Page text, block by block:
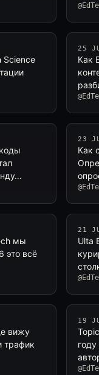
Science
25
Как
23
Как
мы
это всё
21
Ulta
вижу
трафик
19